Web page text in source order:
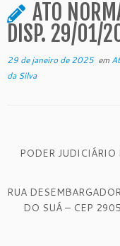
ATO
DISP. 29/01/
29 de janeiro de 2025em
da Silva
PODER
RUA
DO SUÁ – CEP